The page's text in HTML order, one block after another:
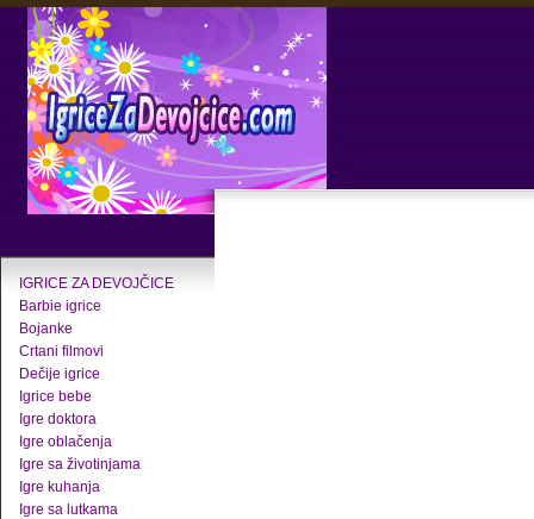
IGRICE ZA DEVOJČICE
Barbie igrice
Bojanke
Crtani filmovi
Dečije igrice
Igrice bebe
Igre doktora
Igre oblačenja
Igre sa životinjama
Igre kuhanja
Igre sa lutkama